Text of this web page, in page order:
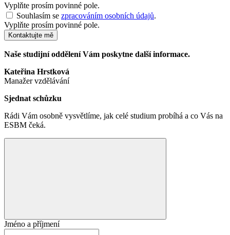
Vyplňte prosím povinné pole.
Souhlasím se zpracováním osobních údajů.
Vyplňte prosím povinné pole.
Kontaktujte mě
Naše studijní oddělení Vám poskytne další informace.
Kateřina Hrstková
Manažer vzdělávání
Sjednat schůzku
Rádi Vám osobně vysvětlíme, jak celé studium probíhá a co Vás na
ESBM čeká.
Jméno a příjmení